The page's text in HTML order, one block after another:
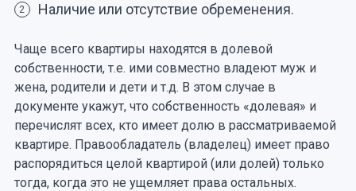
2 Наличие или отсутствие обременения.
Чаще всего квартиры находятся в долевой
собственности, т.е. ими совместно владеют муж и
жена, родители и дети и т.д. В этом случае в
документе укажут, что собственность «долевая» и
перечислят всех, кто имеет долю в рассматриваемой
квартире. Правообладатель (владелец) имеет право
распорядиться целой квартирой (или долей) только
тогда, когда это не ущемляет права остальных.